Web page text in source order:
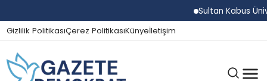
Sultan Kabus
Gizlilik PolitikasıÇerez PolitikasıKünyeİletişim